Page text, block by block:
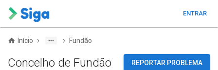
ENTRAR
Início › › Fundão
Concelho de Fundão REPORTAR PROBLEMA